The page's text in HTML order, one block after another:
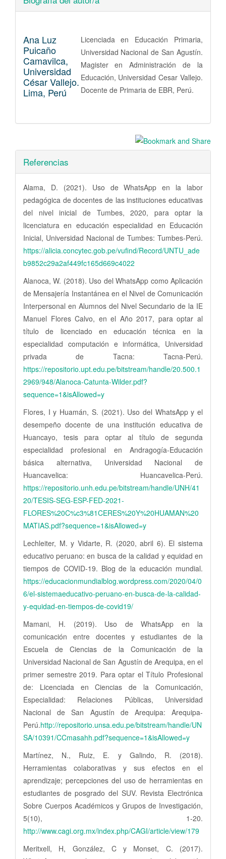
Ana Luz
Puicaño
Camavilca,
Universidad
César Vallejo.
Lima, Perú
Licenciada en Educación Primaria,
Universidad Nacional de San Agustín.
Magister en Administración de la
Educación, Universidad Cesar Vallejo.
Docente de Primaria de EBR, Perú.
Referencias
Alama, D. (2021). Uso de WhatsApp en la labor
pedagógica de docentes de las instituciones educativas
del nivel inicial de Tumbes, 2020, para optar la
licenciatura en educación especialidad en Educación
Inicial, Universidad Nacional de Tumbes: Tumbes-Perú.
https://alicia.concytec.gob.pe/vufind/Record/UNTU_ade
b9852c29a2af449fc165d669c4022
Alanoca, W. (2018). Uso del WhatsApp como Aplicación
de Mensajería Instantánea en el Nivel de Comunicación
Interpersonal en Alumnos del Nivel Secundario de la IE
Manuel Flores Calvo, en el Año 2017, para optar al
título de licenciado en educación técnica en la
especialidad computación e informática, Universidad
privada de Tacna: Tacna-Perú.
https://repositorio.upt.edu.pe/bitstream/handle/20.500.1
2969/948/Alanoca-Catunta-Wilder.pdf?
sequence=1&isAllowed=y
Flores, I y Huamán, S. (2021). Uso del WhatsApp y el
desempeño docente de una institución educativa de
Huancayo, tesis para optar al título de segunda
especialidad profesional en Andragogía-Educación
básica alternativa, Universidad Nacional de
Huancavelica: Huancavelica-Perú.
https://repositorio.unh.edu.pe/bitstream/handle/UNH/41
20/TESIS-SEG-ESP-FED-2021-
FLORES%20C%c3%81CERES%20Y%20HUAMAN%20
MATIAS.pdf?sequence=1&isAllowed=y
Lechleiter, M. y Vidarte, R. (2020, abril 6). El sistema
educativo peruano: en busca de la calidad y equidad en
tiempos de COVID-19. Blog de la educación mundial.
https://educacionmundialblog.wordpress.com/2020/04/0
6/el-sistemaeducativo-peruano-en-busca-de-la-calidad-
y-equidad-en-tiempos-de-covid19/
Mamani, H. (2019). Uso de WhatsApp en la
comunicación entre docentes y estudiantes de la
Escuela de Ciencias de la Comunicación de la
Universidad Nacional de San Agustín de Arequipa, en el
primer semestre 2019. Para optar el Título Profesional
de: Licenciada en Ciencias de la Comunicación,
Especialidad: Relaciones Públicas, Universidad
Nacional de San Agustín de Arequipa: Arequipa-
Perú.http://repositorio.unsa.edu.pe/bitstream/handle/UN
SA/10391/CCmasahh.pdf?sequence=1&isAllowed=y
Martínez, N., Ruiz, E. y Galindo, R. (2018).
Herramientas colaborativas y sus efectos en el
aprendizaje; percepciones del uso de herramientas en
estudiantes de posgrado del SUV. Revista Electrónica
Sobre Cuerpos Académicos y Grupos de Investigación,
5(10), 1-20.
http://www.cagi.org.mx/index.php/CAGI/article/view/179
Meritxell, H, González, C y Monset, C. (2017).